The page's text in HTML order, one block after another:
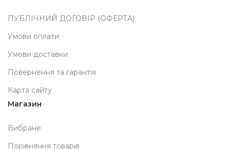
ПУБЛІЧНИЙ ДОГОВІР (ОФЕРТА)
Умови оплати
Умови доставки
Повернення та гарантія
Карта сайту
Магазин
Вибране
Порівняння товарів